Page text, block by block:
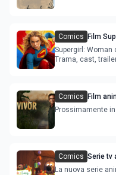
Comics
Film
Supergirl:
Trama, cast,
Comics
Film
Prossimamente
Comics Serie tv
su
La nuova serie